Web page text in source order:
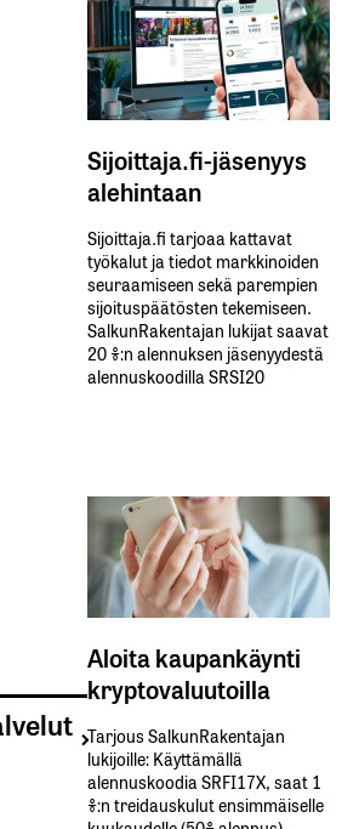
Sijoittaja.fi-jäsenyys
alehintaan
Sijoittaja.fi tarjoaa kattavat
työkalut ja tiedot markkinoiden
seuraamiseen sekä parempien
sijoituspäätösten tekemiseen.
SalkunRakentajan lukijat saavat
20 %:n alennuksen jäsenyydestä
alennuskoodilla SRSI20
Aloita kaupankäynti
kryptovaluutoilla
Tarjous SalkunRakentajan
lukijoille: Käyttämällä​ ​
alennuskoodia​ ​SRFI17X,​ ​saat​ ​1
%:n treidauskulut​ ​ensimmäiselle​ ​